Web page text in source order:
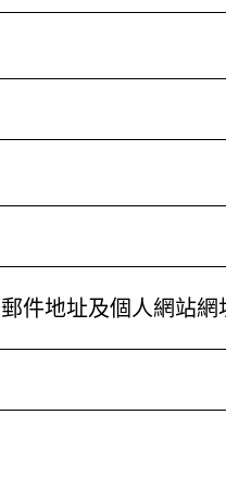
件地址及個人網站